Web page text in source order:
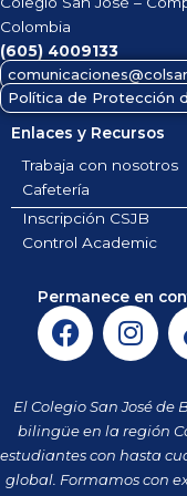
Colombia
(605) 4009133
Política de Protección
Enlaces y Recursos
Trabaja con nosotros
Cafetería
Inscripción CSJB
Control Academic
Permanece en
F
a
e
b
o
o
I
n
t
a
g
r
El Colegio San José
bilingüe en la región
estudiantes con hasta
global. Formamos con